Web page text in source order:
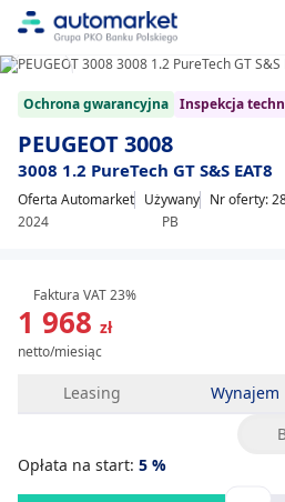
21
1/21
Ochrona gwarancyjna Inspekcja
PEUGEOT 3008
3008 1.2 PureTech GT S&S EAT8
Oferta Automarket Używany
2024
PB
Nr oferty:
1 968 zł
netto/miesiąc
Faktura VAT 23%
Leasing Wynajem
Opłata na start: 5 %